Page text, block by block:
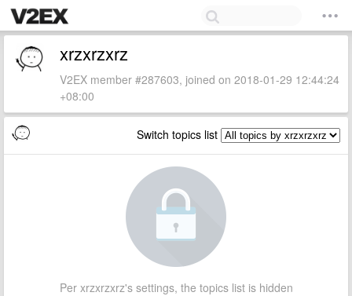
xrzxrzxrz
V2EX member #287603, joined on 2018-01-29 12:44:24
+08:00
Switch topics list
Per xrzxrzxrz's settings, the topics list is hidden